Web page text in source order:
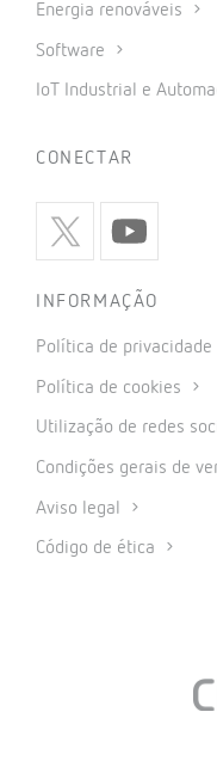
Energia renováveis
Software
IoT Industrial e
CONECTAR
INFORMAÇÃO
Política de privacidade
Política de cookies
Utilização de redes
Condições gerais de
Aviso legal
Código de ética